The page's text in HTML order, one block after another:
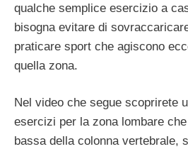
qualche semplice esercizio a
bisogna evitare di
praticare sport che agiscono
quella zona.
Nel video che segue scoprirete
esercizi per la zona lombare
bassa della colonna vertebrale,